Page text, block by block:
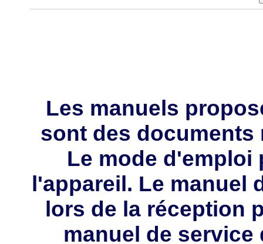
Les manuels
sont des documents
Le mode d'emploi
l'appareil. Le manuel
lors de la réception
manuel de